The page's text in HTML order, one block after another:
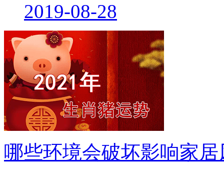
2019-08-28
哪些环境会破坏影响家居